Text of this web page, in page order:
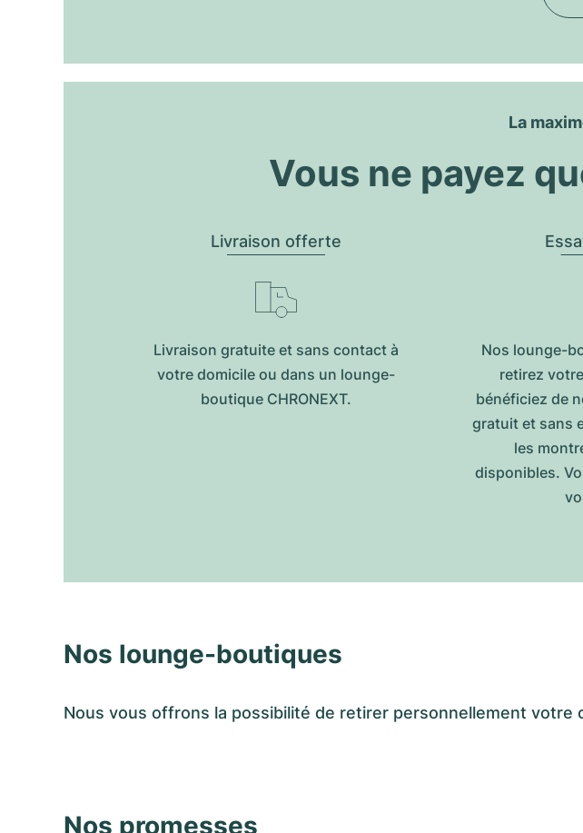
La
Vous ne payez
Livraison offerte
Livraison gratuite et sans contact à
votre domicile ou dans un lounge-
boutique CHRONEXT.
Nos lounge-
retirez
bénéficiez de
gratuit et sans
les
disponibles.
Nos lounge-boutiques
Nous vous offrons la possibilité de retirer personnellement votre
Nos promesses